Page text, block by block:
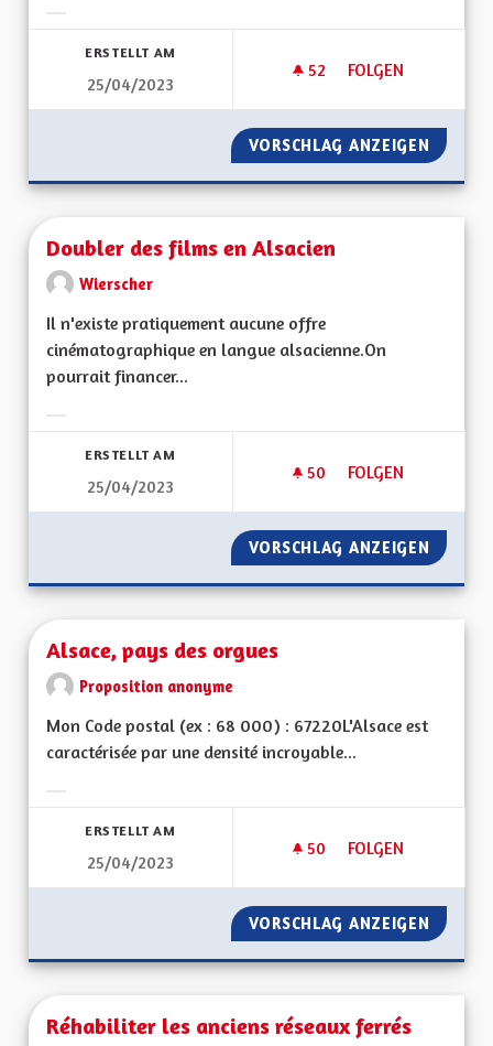
ERSTELLT AM
25/04/2023
52 52 FOLLOWER
FOLGEN
INDÉPENDANCES
VORSCHLAG ANZEIGEN
Doubler des films en Alsacien
Wierscher
Il n'existe pratiquement aucune offre
cinématographique en langue alsacienne.On
pourrait financer...
ERSTELLT AM
25/04/2023
50 50 FOLLOWER
FOLGEN
DOUBLER DES
VORSCHLAG ANZEIGEN
Alsace, pays des orgues
Proposition anonyme
Mon Code postal (ex : 68 000) : 67220L'Alsace est
caractérisée par une densité incroyable...
ERSTELLT AM
25/04/2023
50 50 FOLLOWER
FOLGEN
ALSACE, PAYS DES
VORSCHLAG ANZEIGEN
Réhabiliter les anciens réseaux ferrés